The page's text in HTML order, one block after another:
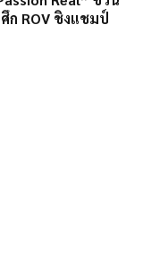
ก ROV ชิงแชมป์